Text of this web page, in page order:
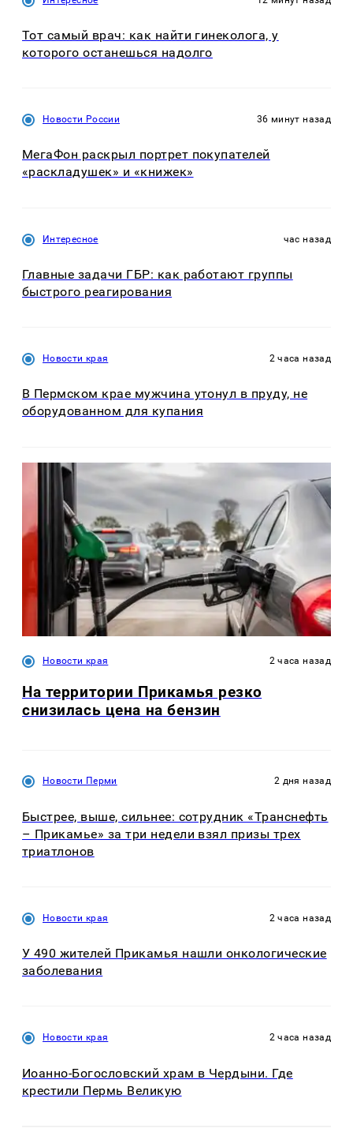
Тот самый врач: как найти гинеколога, у
которого останешься надолго
Новости России 36 минут назад
МегаФон раскрыл портрет покупателей
«раскладушек» и «книжек»
Интересное час назад
Главные задачи ГБР: как работают группы
быстрого реагирования
Новости края 2 часа назад
В Пермском крае мужчина утонул в пруду, не
оборудованном для купания
Новости края 2 часа назад
На территории Прикамья резко
снизилась цена на бензин
Новости Перми 2 дня назад
Быстрее, выше, сильнее: сотрудник «Транснефть
– Прикамье» за три недели взял призы трех
триатлонов
Новости края 2 часа назад
У 490 жителей Прикамья нашли онкологические
заболевания
Новости края 2 часа назад
Иоанно-Богословский храм в Чердыни. Где
крестили Пермь Великую